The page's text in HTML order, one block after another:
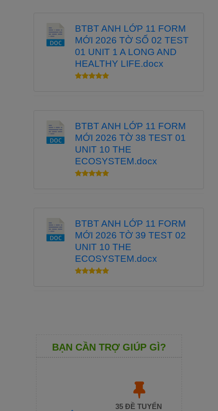
BTBT ANH LỚP 11 FORM
MỚI 2026 TỜ SỐ 02 TEST
01 UNIT 1 A LONG AND
HEALTHY LIFE.docx
BTBT ANH LỚP 11 FORM
MỚI 2026 TỜ 38 TEST 01
UNIT 10 THE
ECOSYSTEM.docx
BTBT ANH LỚP 11 FORM
MỚI 2026 TỜ 39 TEST 02
UNIT 10 THE
ECOSYSTEM.docx
BẠN CẦN TRỢ GIÚP GÌ?
35 ĐỀ TUYỂN